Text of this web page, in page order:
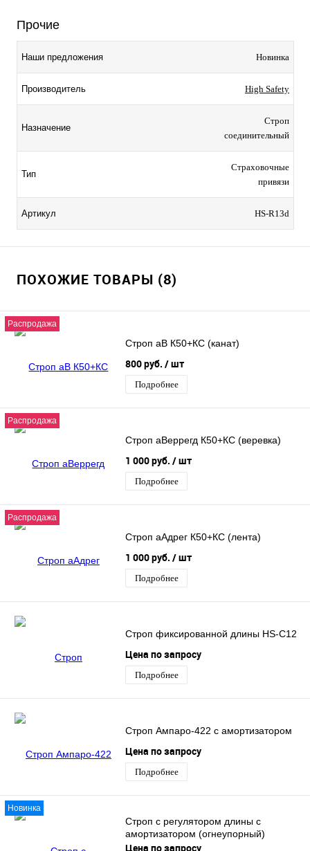
Прочие
Наши предложения Новинка
Производитель High Safety
Назначение
Строп
соединительный
Тип
Страховочные
привязи
Артикул HS-R13d
ПОХОЖИЕ ТОВАРЫ (8)
Распродажа
Строп аВ К50+КС (канат)
800 руб. / шт
Подробнее
Распродажа
Строп аВеррегд К50+КС (веревка)
1 000 руб. / шт
Подробнее
Распродажа
Строп аАдрег К50+КС (лента)
1 000 руб. / шт
Подробнее
Строп фиксированной длины HS-C12
Цена по запросу
Подробнее
Строп Ампаро-422 с амортизатором
Цена по запросу
Подробнее
Новинка
Строп с регулятором длины с
амортизатором (огнеупорный)
Цена по запросу